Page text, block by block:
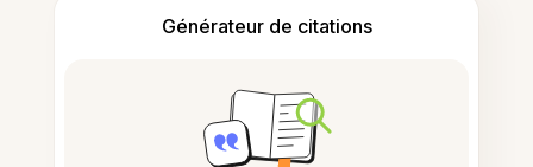
Générateur de citations